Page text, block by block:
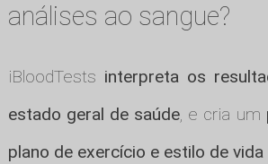
análises ao sangue?
iBloodTests interpreta os
estado geral de saúde, e cria um
plano de exercício e estilo de